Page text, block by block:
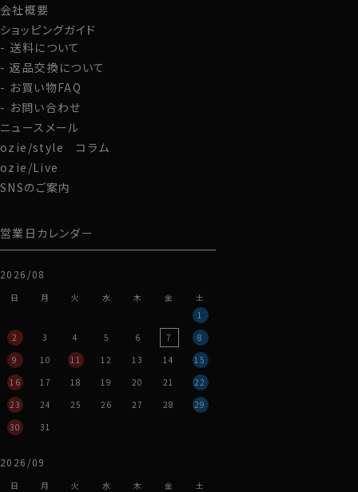
会社概要
ショッピングガイド
送料について
返品交換について
お買い物FAQ
お問い合わせ
ニュースメール
ozie/style コラム
ozie/Live
SNSのご案内
営業日カレンダー
2026/08
日 月 火 水 木 金
土
1
2
3 4 5 6 7
8
9
10 11 12 13 14
15
16
17 18 19 20 21
22
23
24 25 26 27 28
29
30
31
2026/09
日 月 火 水 木 金
土